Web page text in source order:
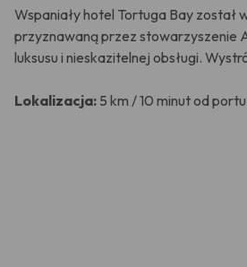
Wspaniały hotel Tortuga Bay
przyznawaną przez stowarzyszenie
luksusu i nieskazitelnej obsługi.
Lokalizacja: 5 km / 10 minut od